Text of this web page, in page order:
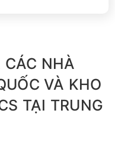
CÁC NHÀ
VÀ KHO
TẠI TRUNG